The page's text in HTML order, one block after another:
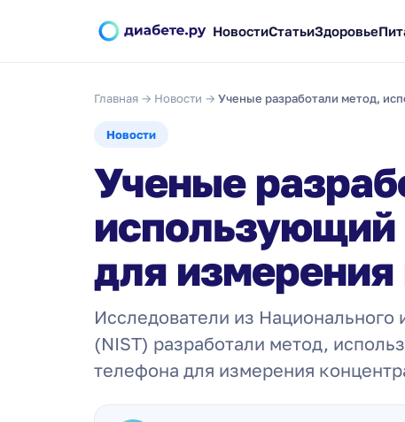
НовостиСтатьиЗдоровье
Главная → Новости → Ученые разработали метод,
Новости
Ученые
для
Исследователи из Национального
(NIST) разработали метод,
телефона для измерения